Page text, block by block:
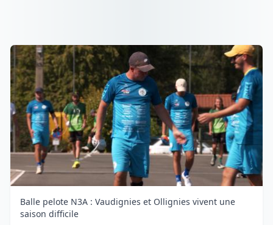
Balle pelote N3A : Vaudignies et Ollignies vivent une
saison difficile